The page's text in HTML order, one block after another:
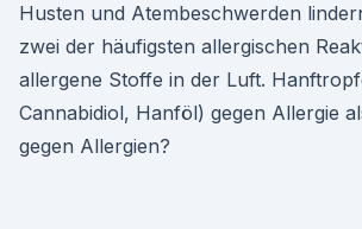
Husten und Atembeschwerden
zwei der häufigsten allergischen
allergene Stoffe in der Luft.
Cannabidiol, Hanföl) gegen Allergie
gegen Allergien?